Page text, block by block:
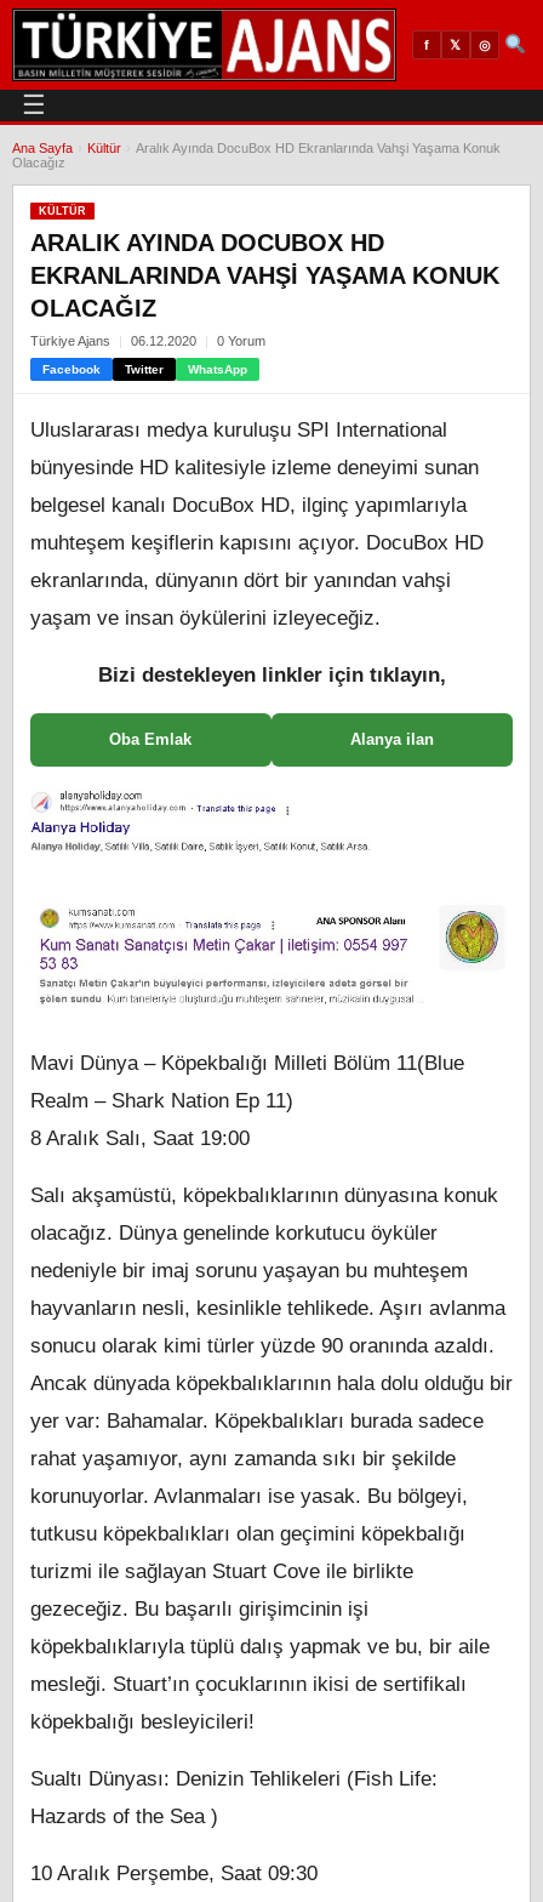
f 𝕏 ◎
☰
Ana Sayfa Kültür
Aralık Ayında DocuBox HD Ekranlarında Vahşi Yaşama Konuk
Olacağız
KÜLTÜR
ARALIK AYINDA DOCUBOX HD
EKRANLARINDA VAHŞI YAŞAMA KONUK
OLACAĞIZ
Türkiye Ajans 06.12.2020 0 Yorum
Facebook Twitter WhatsApp
Uluslararası medya kuruluşu SPI International
bünyesinde HD kalitesiyle izleme deneyimi sunan
belgesel kanalı DocuBox HD, ilginç yapımlarıyla
muhteşem keşiflerin kapısını açıyor. DocuBox HD
ekranlarında, dünyanın dört bir yanından vahşi
yaşam ve insan öykülerini izleyeceğiz.
Bizi destekleyen linkler için tıklayın,
Oba Emlak Alanya ilan
Mavi Dünya – Köpekbalığı Milleti Bölüm 11(Blue
Realm – Shark Nation Ep 11)
8 Aralık Salı, Saat 19:00
Salı akşamüstü, köpekbalıklarının dünyasına konuk
olacağız. Dünya genelinde korkutucu öyküler
nedeniyle bir imaj sorunu yaşayan bu muhteşem
hayvanların nesli, kesinlikle tehlikede. Aşırı avlanma
sonucu olarak kimi türler yüzde 90 oranında azaldı.
Ancak dünyada köpekbalıklarının hala dolu olduğu bir
yer var: Bahamalar. Köpekbalıkları burada sadece
rahat yaşamıyor, aynı zamanda sıkı bir şekilde
korunuyorlar. Avlanmaları ise yasak. Bu bölgeyi,
tutkusu köpekbalıkları olan geçimini köpekbalığı
turizmi ile sağlayan Stuart Cove ile birlikte
gezeceğiz. Bu başarılı girişimcinin işi
köpekbalıklarıyla tüplü dalış yapmak ve bu, bir aile
mesleği. Stuart’ın çocuklarının ikisi de sertifikalı
köpekbalığı besleyicileri!
Sualtı Dünyası: Denizin Tehlikeleri (Fish Life:
Hazards of the Sea )
10 Aralık Perşembe, Saat 09:30